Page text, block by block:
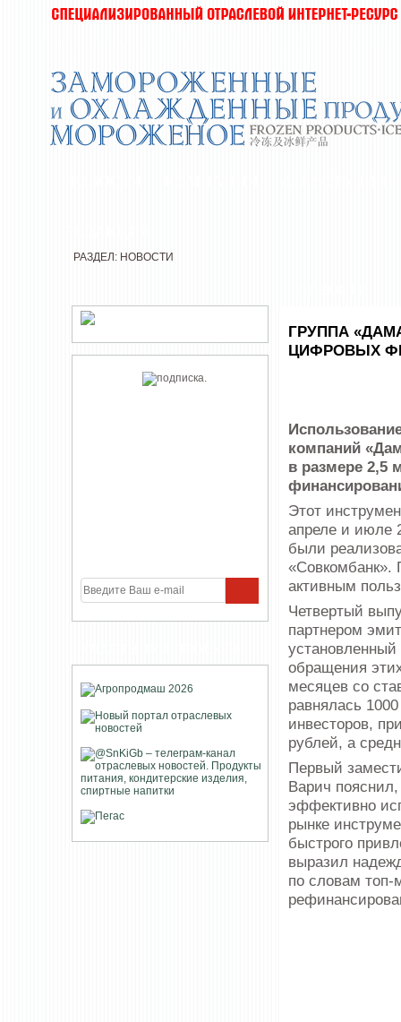
РАЗДЕЛ: НОВОСТИ
ГРУППА
ЦИФРОВЫХ
компаний
в размере 2,5
Этот
апреле и июле
были
«Совкомбанк».
активным
Четвертый
партнером
обращения
месяцев со
равнялась
инвесторов,
рублей, а
Первый
Варич
эффективно
рынке
быстрого
выразил
по словам